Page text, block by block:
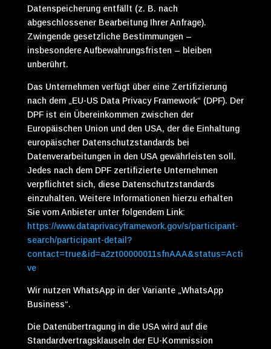
Datenspeicherung entfällt (z. B. nach
abgeschlossener Bearbeitung Ihrer Anfrage).
Zwingende gesetzliche Bestimmungen –
insbesondere Aufbewahrungsfristen – bleiben
unberührt.
Das Unternehmen verfügt über eine Zertifizierung
nach dem „EU-US Data Privacy Framework“ (DPF). Der
DPF ist ein Übereinkommen zwischen der
Europäischen Union und den USA, der die Einhaltung
europäischer Datenschutzstandards bei
Datenverarbeitungen in den USA gewährleisten soll.
Jedes nach dem DPF zertifizierte Unternehmen
verpflichtet sich, diese Datenschutzstandards
einzuhalten. Weitere Informationen hierzu erhalten
Sie vom Anbieter unter folgendem Link:
https://www.dataprivacyframework.gov/s/participant-
search/participant-detail?
contact=true&id=a2zt00000011sfnAAA&status=Acti
ve
Wir nutzen WhatsApp in der Variante „WhatsApp
Business“.
Die Datenübertragung in die USA wird auf die
Standardvertragsklauseln der EU-Kommission